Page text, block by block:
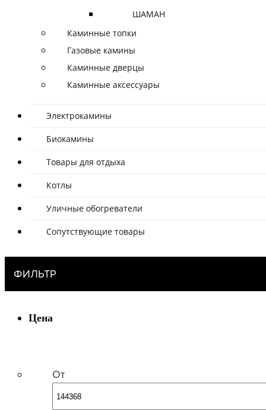
ШАМАН
Каминные топки
Газовые камины
Каминные дверцы
Каминные аксессуары
Электрокамины
Биокамины
Товары для отдыха
Котлы
Уличные обогреватели
Сопутствующие товары
ФИЛЬТР
Цена
От